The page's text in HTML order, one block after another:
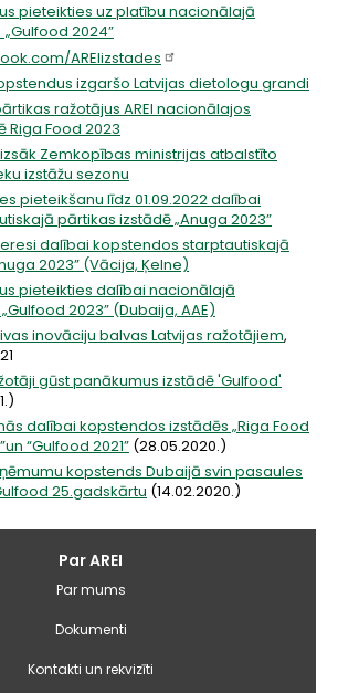
pieteikties uz platību nacionālajā
2024”
AREIizstades
izgaršo Latvijas dietologu grandi
ražotājus AREI nacionālajos
Riga Food 2023
Zemkopības ministrijas atbalstīto
izstāžu sezonu
pieteikšanu līdz 01.09.2022 dalībai
pārtikas izstādē „Anuga 2023”
dalībai kopstendos starptautiskajā
2023” (Vācija, Ķelne)
pieteikties dalībai nacionālajā
2023” (Dubaija, AAE)
inovāciju balvas Latvijas ražotājiem,
gūst panākumus izstādē 'Gulfood'
dalībai kopstendos izstādēs „Riga Food
“Gulfood 2021” (28.05.2020.)
kopstends Dubaijā svin pasaules
25.gadskārtu (14.02.2020.)
Par AREI
Par mums
Dokumenti
Kontakti un rekvizīti